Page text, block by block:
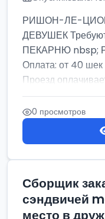
РИШОН-ЛЕ-
ДЕВУШЕК
ПЕКАРНЮ nbsp;
Оплата: от 40
Проезд
бумага,...
0 просмотров
Сборщик
сэндвичей
место в